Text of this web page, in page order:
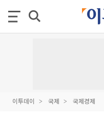
이투데이 국제 국제경제